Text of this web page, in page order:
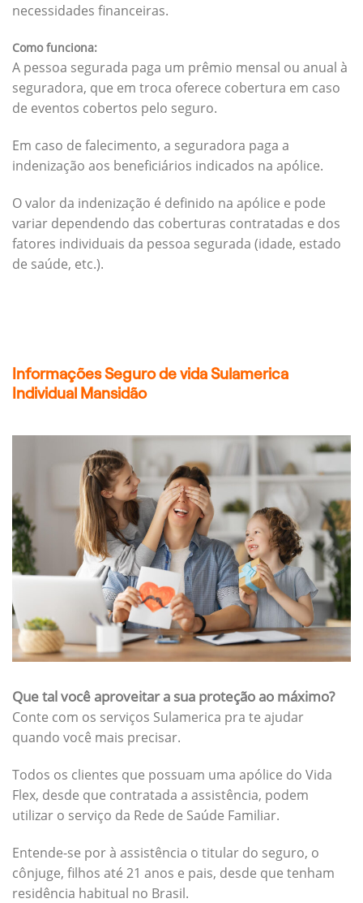
necessidades financeiras.
Como funciona:
A pessoa segurada paga um prêmio mensal ou anual à
seguradora, que em troca oferece cobertura em caso
de eventos cobertos pelo seguro.
Em caso de falecimento, a seguradora paga a
indenização aos beneficiários indicados na apólice.
O valor da indenização é definido na apólice e pode
variar dependendo das coberturas contratadas e dos
fatores individuais da pessoa segurada (idade, estado
de saúde, etc.).
Informações Seguro de vida Sulamerica
Individual Mansidão
Que tal você aproveitar a sua proteção ao máximo?
Conte com os serviços Sulamerica pra te ajudar
quando você mais precisar.
Todos os clientes que possuam uma apólice do Vida
Flex, desde que contratada a assistência, podem
utilizar o serviço da Rede de Saúde Familiar.
Entende-se por à assistência o titular do seguro, o
cônjuge, filhos até 21 anos e pais, desde que tenham
residência habitual no Brasil.